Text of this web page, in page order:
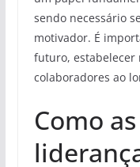
sendo necessário
motivador. É
futuro, estabelecer
colaboradores ao
Como